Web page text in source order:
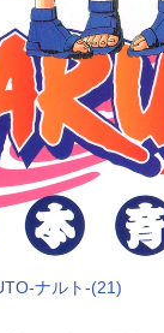
ナルト-(21)